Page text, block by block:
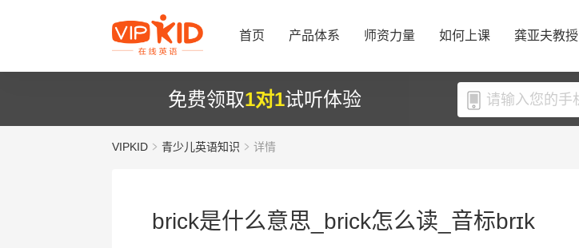
首页 产品体系 师资力量 如何上课 龚亚夫教授
免费领取1对1试听体验
VIPKID 青少儿英语知识 详情
brick是什么意思_brick怎么读_音标brɪk